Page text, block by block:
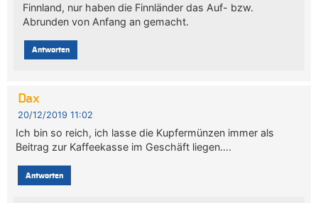
Finnland, nur haben die Finnländer das Auf- bzw.
Abrunden von Anfang an gemacht.
Antworten
Dax
20/12/2019 11:02
Ich bin so reich, ich lasse die Kupfermünzen immer als
Beitrag zur Kaffeekasse im Geschäft liegen….
Antworten